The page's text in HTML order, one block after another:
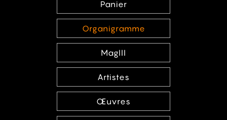
Panier
Organigramme
MagIII
Artistes
Œuvres